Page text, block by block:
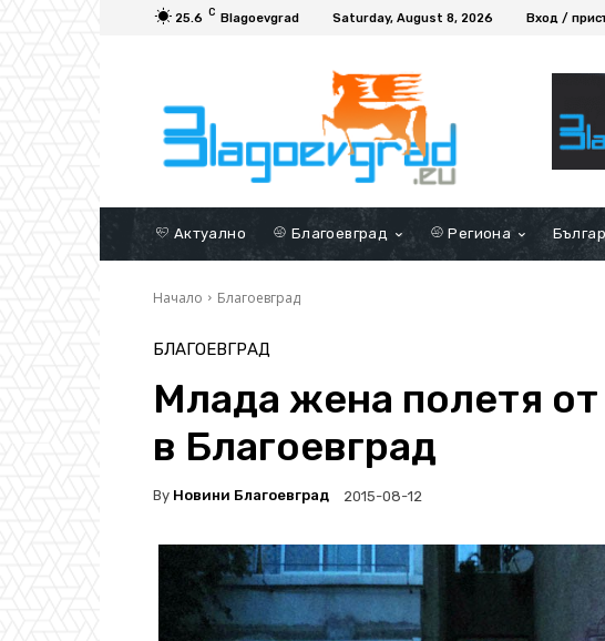
25.6 C Blagoevgrad Saturday, August 8, 2026 Вход /
Актуално Благоевград Региона
Начало Благоевград
БЛАГОЕВГРАД
Млада жена полетя
в Благоевград
By Новини Благоевград 2015-08-12